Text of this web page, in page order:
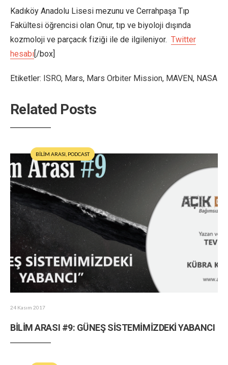
Kadıköy Anadolu Lisesi mezunu ve Cerrahpaşa Tıp
Fakültesi öğrencisi olan Onur, tıp ve biyoloji dışında
kozmoloji ve parçacık fiziği ile de ilgileniyor. Twitter
hesabı [/box]
Etiketler: ISRO, Mars, Mars Orbiter Mission, MAVEN, NASA
Related Posts
BİLİM ARASI PODCAST
24 Kasım 2017
BİLİM ARASI #9: GÜNEŞ SİSTEMİMİZDEKİ YABANCI